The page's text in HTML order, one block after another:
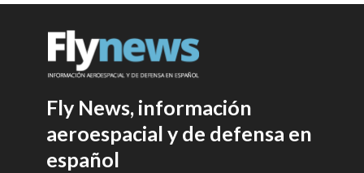
Fly News, información
aeroespacial y de defensa en
español